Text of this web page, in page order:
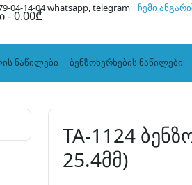
04-14-04 whatsapp, telegram ჩემი
- 0.00₾
ნაწილები ბენზოხერხების ნაწილები
TA-1124
25.4მმ)